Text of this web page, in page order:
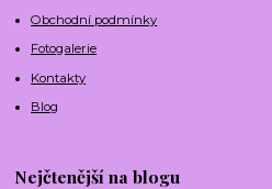
Obchodní podmínky
Fotogalerie
Kontakty
Blog
Nejčtenější na blogu